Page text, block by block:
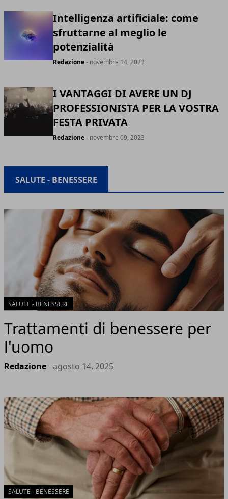
Intelligenza artificiale: come
sfruttarne al meglio le
potenzialità
Redazione- novembre 14, 2023
I VANTAGGI DI AVERE UN DJ
PROFESSIONISTA PER LA VOSTRA
FESTA PRIVATA
Redazione- novembre 09, 2023
SALUTE - BENESSERE
SALUTE - BENESSERE
Trattamenti di benessere per
l'uomo
Redazione- agosto 14, 2025
SALUTE - BENESSERE